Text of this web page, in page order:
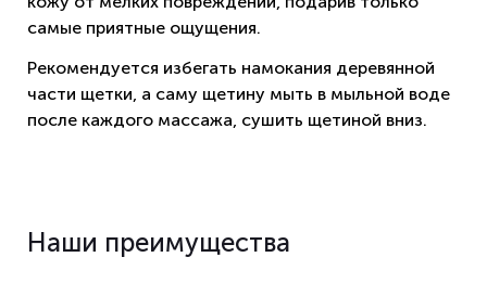
самые приятные ощущения.
Рекомендуется избегать намокания деревянной
части щетки, а саму щетину мыть в мыльной воде
после каждого массажа, сушить щетиной вниз.
Наши преимущества